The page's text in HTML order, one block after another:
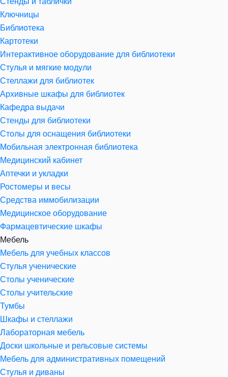
Ключницы
Библиотека
Картотеки
Интерактивное оборудование для библиотеки
Стулья и мягкие модули
Стеллажи для библиотек
Архивные шкафы для библиотек
Кафедра выдачи
Стенды для библиотеки
Столы для оснащения библиотеки
Мобильная электронная библиотека
Медицинский кабинет
Аптечки и укладки
Ростомеры и весы
Средства иммобилизации
Медицинское оборудование
Фармацевтические шкафы
Мебель
Мебель для учебных классов
Стулья ученические
Столы ученические
Столы учительские
Тумбы
Шкафы и стеллажи
Лабораторная мебель
Доски школьные и рельсовые системы
Мебель для административных помещений
Стулья и диваны